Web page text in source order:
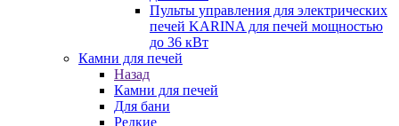
Пульты управления для электрических
печей KARINA для печей мощностью
до 36 кВт
Камни для печей
Назад
Камни для печей
Для бани
Редкие